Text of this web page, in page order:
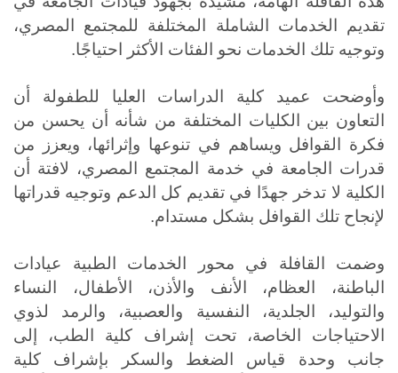
تقديم الخدمات الشاملة المختلفة للمجتمع المصري،
وتوجيه تلك الخدمات نحو الفئات الأكثر احتياجًا.
وأوضحت عميد كلية الدراسات العليا للطفولة أن
التعاون بين الكليات المختلفة من شأنه أن يحسن من
فكرة القوافل ويساهم في تنوعها وإثرائها، ويعزز من
قدرات الجامعة في خدمة المجتمع المصري، لافتة أن
الكلية لا تدخر جهدًا في تقديم كل الدعم وتوجيه قدراتها
لإنجاح تلك القوافل بشكل مستدام.
وضمت القافلة في محور الخدمات الطبية عيادات
الباطنة، العظام، الأنف والأذن، الأطفال، النساء
والتوليد، الجلدية، النفسية والعصبية، والرمد لذوي
الاحتياجات الخاصة، تحت إشراف كلية الطب، إلى
جانب وحدة قياس الضغط والسكر بإشراف كلية